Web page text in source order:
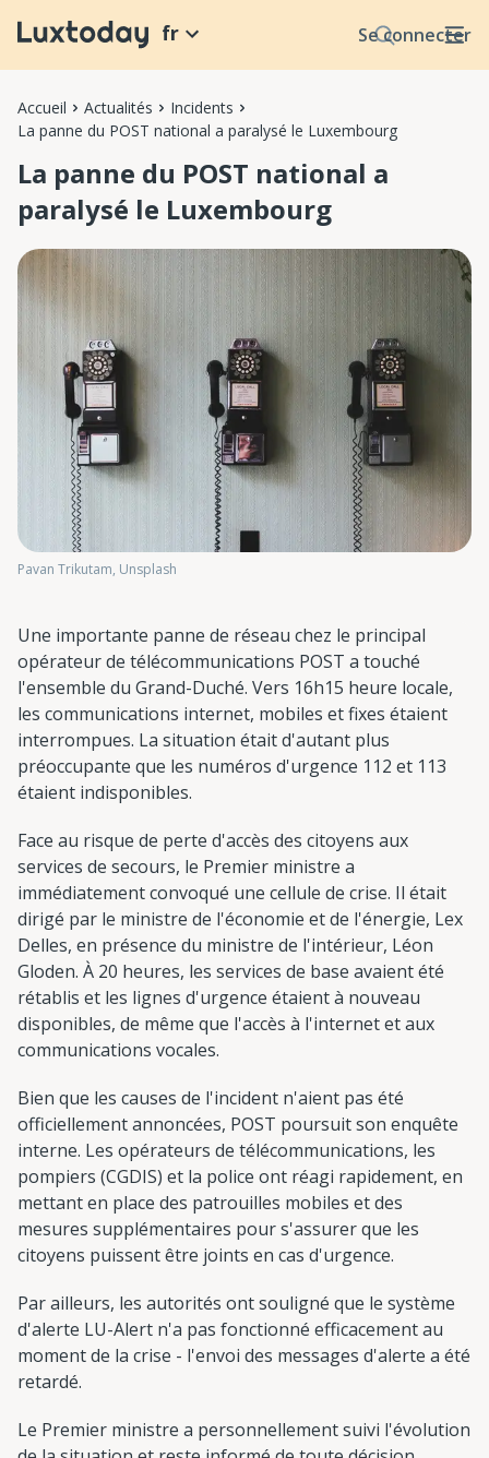
Se connecter
fr
Accueil Actualités
Incidents
La panne du POST national a paralysé le Luxembourg
La panne du POST national a
paralysé le Luxembourg
Pavan Trikutam, Unsplash
Une importante panne de réseau chez le principal
opérateur de télécommunications POST a touché
l'ensemble du Grand-Duché. Vers 16h15 heure locale,
les communications internet, mobiles et fixes étaient
interrompues. La situation était d'autant plus
préoccupante que les numéros d'urgence 112 et 113
étaient indisponibles.
Face au risque de perte d'accès des citoyens aux
services de secours, le Premier ministre a
immédiatement convoqué une cellule de crise. Il était
dirigé par le ministre de l'économie et de l'énergie, Lex
Delles, en présence du ministre de l'intérieur, Léon
Gloden. À 20 heures, les services de base avaient été
rétablis et les lignes d'urgence étaient à nouveau
disponibles, de même que l'accès à l'internet et aux
communications vocales.
Bien que les causes de l'incident n'aient pas été
officiellement annoncées, POST poursuit son enquête
interne. Les opérateurs de télécommunications, les
pompiers (CGDIS) et la police ont réagi rapidement, en
mettant en place des patrouilles mobiles et des
mesures supplémentaires pour s'assurer que les
citoyens puissent être joints en cas d'urgence.
Par ailleurs, les autorités ont souligné que le système
d'alerte LU-Alert n'a pas fonctionné efficacement au
moment de la crise - l'envoi des messages d'alerte a été
retardé.
Le Premier ministre a personnellement suivi l'évolution